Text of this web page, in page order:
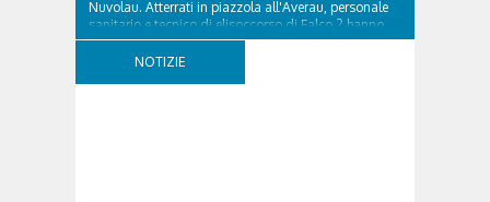
Nuvolau. Atterrati in piazzola all'Averau, personale
sanitario e tecnico di elisoccorso di Falco 2 hanno
raggiunto il 74enne di Teolo...
NOTIZIE